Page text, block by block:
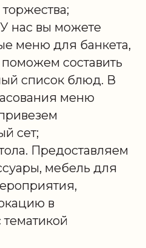
нас вы можете
меню для банкета,
составить
список блюд. В
меню
сет;
Предоставляем
мебель для
в
тематикой